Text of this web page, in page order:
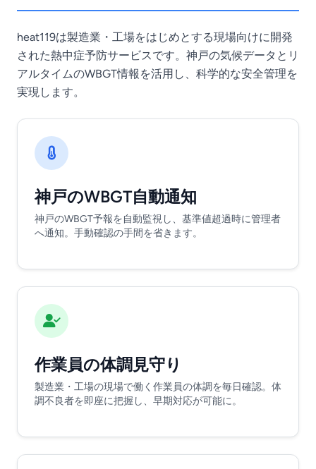
heat119は製造業・工場をはじめとする現場向けに開発
された熱中症予防サービスです。神戸の気候データとリ
アルタイムのWBGT情報を活用し、科学的な安全管理を
実現します。
神戸のWBGT自動通知
神戸のWBGT予報を自動監視し、基準値超過時に管理者
へ通知。手動確認の手間を省きます。
作業員の体調見守り
製造業・工場の現場で働く作業員の体調を毎日確認。体
調不良者を即座に把握し、早期対応が可能に。